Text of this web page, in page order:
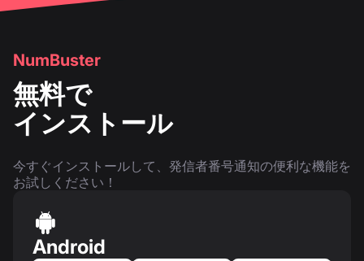
NumBuster
無料で
インストール
今すぐインストールして、発信者番号通知の便利な機能を
お試しください！
Android